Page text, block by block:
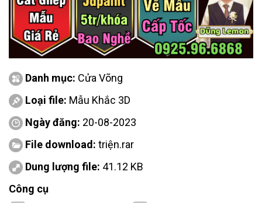
Danh mục: Cửa Võng
Loại file: Mẫu Khắc 3D
Ngày đăng: 20-08-2023
File download: triện.rar
Dung lượng file: 41.12 KB
Công cụ